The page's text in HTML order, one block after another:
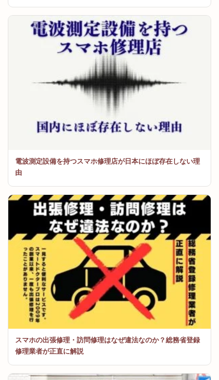
電波測定設備を持つスマホ修理店が日本にほぼ存在しない理
由
スマホの出張修理・訪問修理はなぜ違法なのか？総務省登録
修理業者が正直に解説